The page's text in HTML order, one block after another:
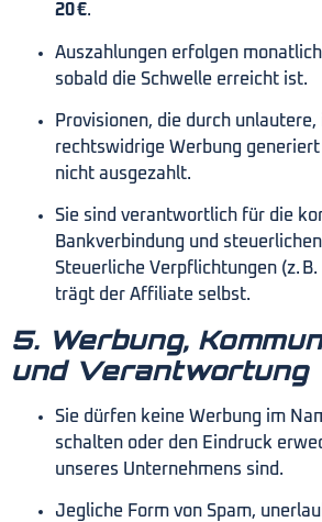
20 €.
Auszahlungen erfolgen
sobald die Schwelle erreicht ist.
Provisionen, die durch
rechtswidrige Werbung
nicht ausgezahlt.
Sie sind verantwortlich für die
Bankverbindung und
Steuerliche Verpflichtungen (z.
trägt der Affiliate selbst.
5. Werbung,
und Verantwortung
Sie dürfen keine Werbung im
schalten oder den Eindruck
unseres Unternehmens sind.
Jegliche Form von Spam,